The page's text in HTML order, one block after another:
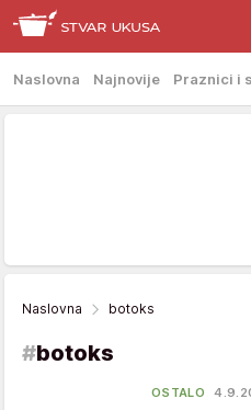
Naslovna Najnovije Praznici i
Naslovna botoks
#botoks
OSTALO